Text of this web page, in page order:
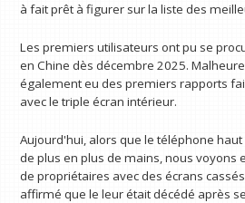
à fait prêt à figurer sur la liste des
Les premiers utilisateurs ont pu se
en Chine dès décembre 2025.
également eu des premiers rapports
avec le triple écran intérieur.
Aujourd'hui, alors que le téléphone
de plus en plus de mains, nous voyons
de propriétaires avec des écrans
affirmé que le leur était décédé après